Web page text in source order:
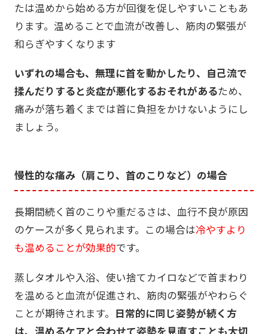
たは温めから始める方が回復を促しやすいこともあ
ります。温めることで血流が改善し、筋肉の緊張が
和らぎやすくなります
いずれの場合も、無理に首を動かしたり、自己流で
揉んだりすると炎症が悪化するおそれがあるため、
痛みが落ち着くまでは首に負担をかけないようにし
ましょう。
慢性的な痛み（肩こり、首のこりなど）の場合
長期間続く首のこりや重だるさは、血行不良が原因
のケースが多く見られます。この場合は冷やすより
も温めることが効果的です。
蒸しタオルや入浴、使い捨てカイロなどで首まわり
を温めると血流が促進され、筋肉の緊張がやわらぐ
ことが期待されます。 日常的に同じ姿勢が続く方
は、温めるケアと合わせて姿勢を見直すことも大切